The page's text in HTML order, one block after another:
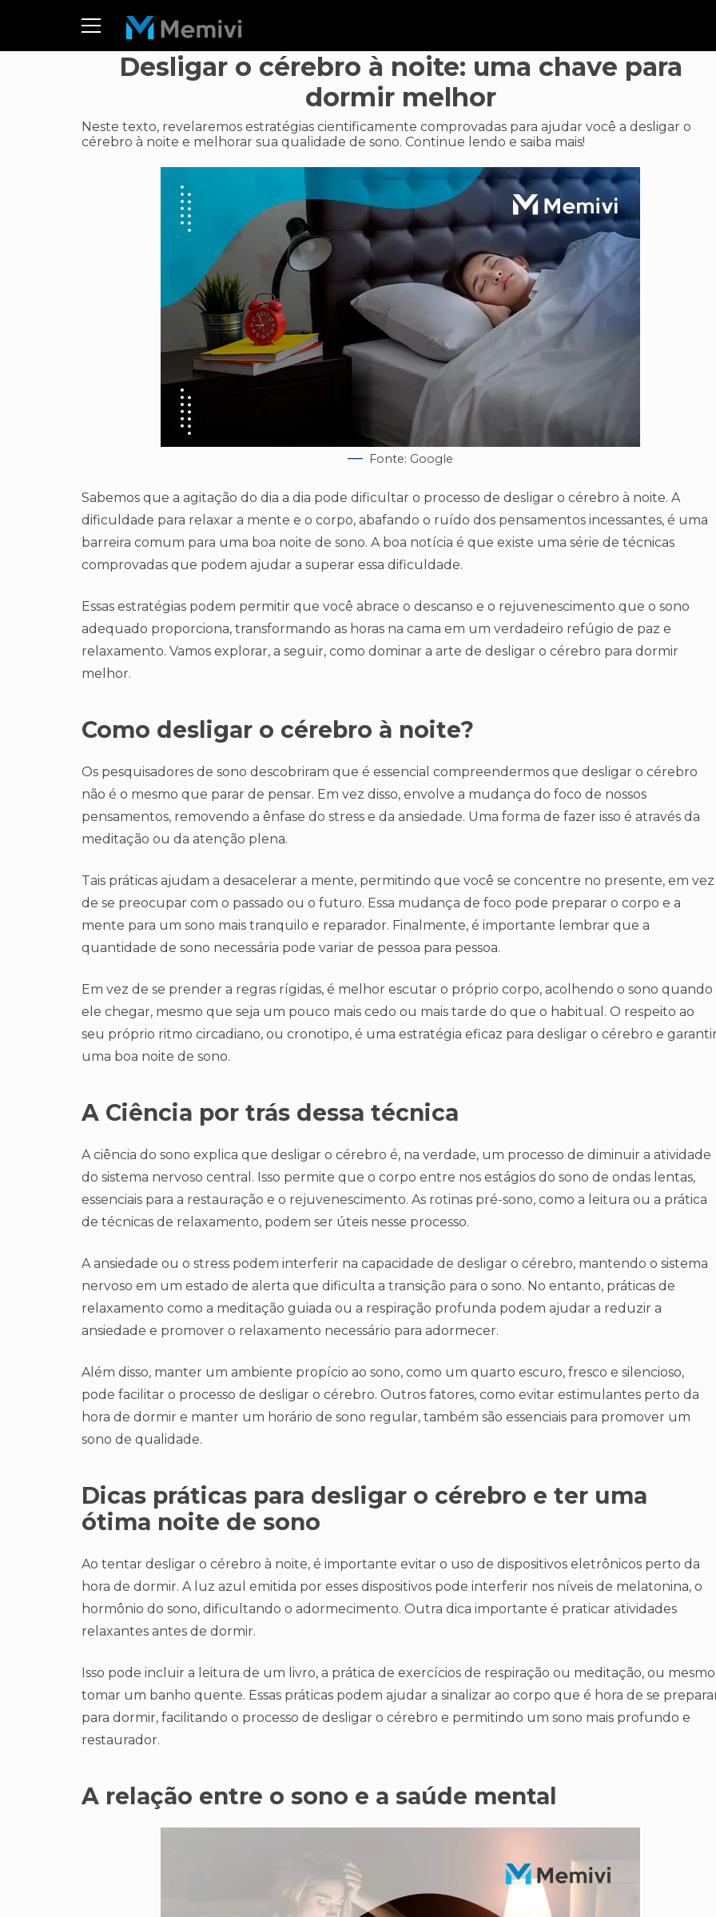
Desligar o cérebro à noite: uma chave para
dormir melhor
Neste texto, revelaremos estratégias cientificamente comprovadas para ajudar você a desligar o
cérebro à noite e melhorar sua qualidade de sono. Continue lendo e saiba mais!
Fonte: Google
Sabemos que a agitação do dia a dia pode dificultar o processo de desligar o cérebro à noite. A
dificuldade para relaxar a mente e o corpo, abafando o ruído dos pensamentos incessantes, é uma
barreira comum para uma boa noite de sono. A boa notícia é que existe uma série de técnicas
comprovadas que podem ajudar a superar essa dificuldade.
Essas estratégias podem permitir que você abrace o descanso e o rejuvenescimento que o sono
adequado proporciona, transformando as horas na cama em um verdadeiro refúgio de paz e
relaxamento. Vamos explorar, a seguir, como dominar a arte de desligar o cérebro para dormir
melhor.
Como desligar o cérebro à noite?
Os pesquisadores de sono descobriram que é essencial compreendermos que desligar o cérebro
não é o mesmo que parar de pensar. Em vez disso, envolve a mudança do foco de nossos
pensamentos, removendo a ênfase do stress e da ansiedade. Uma forma de fazer isso é através da
meditação ou da atenção plena.
Tais práticas ajudam a desacelerar a mente, permitindo que você se concentre no presente, em vez
de se preocupar com o passado ou o futuro. Essa mudança de foco pode preparar o corpo e a
mente para um sono mais tranquilo e reparador. Finalmente, é importante lembrar que a
quantidade de sono necessária pode variar de pessoa para pessoa.
Em vez de se prender a regras rígidas, é melhor escutar o próprio corpo, acolhendo o sono quando
ele chegar, mesmo que seja um pouco mais cedo ou mais tarde do que o habitual. O respeito ao
seu próprio ritmo circadiano, ou cronotipo, é uma estratégia eficaz para desligar o cérebro e
uma boa noite de sono.
A Ciência por trás dessa técnica
A ciência do sono explica que desligar o cérebro é, na verdade, um processo de diminuir a atividade
do sistema nervoso central. Isso permite que o corpo entre nos estágios do sono de ondas lentas,
essenciais para a restauração e o rejuvenescimento. As rotinas pré-sono, como a leitura ou a prática
de técnicas de relaxamento, podem ser úteis nesse processo.
A ansiedade ou o stress podem interferir na capacidade de desligar o cérebro, mantendo o sistema
nervoso em um estado de alerta que dificulta a transição para o sono. No entanto, práticas de
relaxamento como a meditação guiada ou a respiração profunda podem ajudar a reduzir a
ansiedade e promover o relaxamento necessário para adormecer.
Além disso, manter um ambiente propício ao sono, como um quarto escuro, fresco e silencioso,
pode facilitar o processo de desligar o cérebro. Outros fatores, como evitar estimulantes perto da
hora de dormir e manter um horário de sono regular, também são essenciais para promover um
sono de qualidade.
Dicas práticas para desligar o cérebro e ter uma
ótima noite de sono
Ao tentar desligar o cérebro à noite, é importante evitar o uso de dispositivos eletrônicos perto da
hora de dormir. A luz azul emitida por esses dispositivos pode interferir nos níveis de melatonina, o
hormônio do sono, dificultando o adormecimento. Outra dica importante é praticar atividades
relaxantes antes de dormir.
Isso pode incluir a leitura de um livro, a prática de exercícios de respiração ou meditação, ou mesmo
tomar um banho quente. Essas práticas podem ajudar a sinalizar ao corpo que é hora de se
para dormir, facilitando o processo de desligar o cérebro e permitindo um sono mais profundo e
restaurador.
A relação entre o sono e a saúde mental